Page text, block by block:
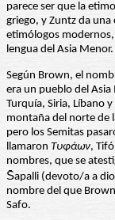
parece ser que la
griego, y Zuntz da una
etimólogos modernos,
lengua del Asia Menor.
Según Brown, el
era un pueblo del
Turquía, Siria, Líbano
montaña del norte de
pero los Semitas
llamaron Τυφάων,
nombres, que se
S̄apalli (devoto/a a
nombre del que
Safo.